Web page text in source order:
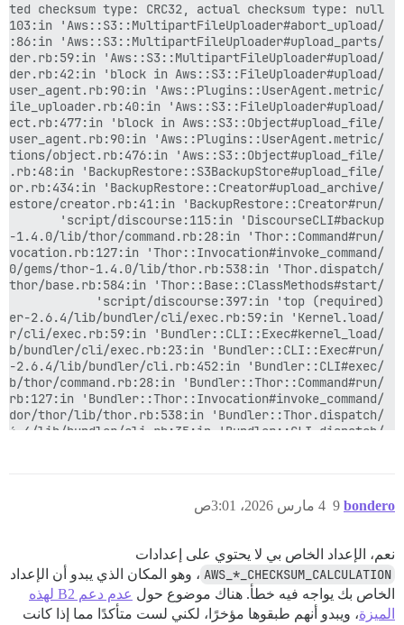
bondero 4 مارس 2026، 3:01ص 9
نعم، الإعداد الخاص بي لا يحتوي على إعدادات
AWS_*_CHECKSUM_CALCULATION ، وهو المكان الذي يبدو أن الإعداد
الخاص بك يواجه فيه خطأ. هناك موضوع حول
عدم دعم B2 لهذه
الميزة، ويبدو أنهم طبقوها مؤخرًا، لكني لست متأكدًا مما إذا كانت